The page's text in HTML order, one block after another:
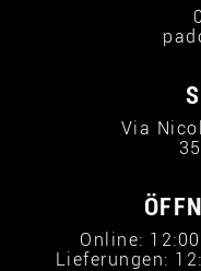
Via
Online:
Lieferungen: